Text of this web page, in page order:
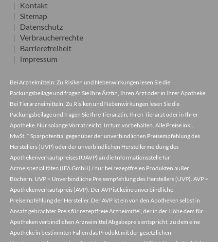
Kontakt
Sitemap
Datenschutz
Verbraucherrechte
Barrierefreiheit
Impressum
Bei Arzneimitteln: Zu Risiken und Nebenwirkungen lesen Sie die
Packungsbeilage und fragen Sie Ihre Ärztin, Ihren Arzt oder in Ihrer Apotheke.
Bei Tierarzneimitteln: Zu Risiken und Nebenwirkungen lesen Sie die
Packungsbeilage und fragen Sie Ihre Tierärztin, Ihren Tierarzt oder in Ihrer
Apotheke. Nur solange Vorrat reicht. Irrtum vorbehalten. Alle Preise inkl.
MwSt. * Sparpotential gegenüber der unverbindlichen Preisempfehlung des
Herstellers (UVP) oder der unverbindlichen Herstellermeldung des
Apothekenverkaufspreises (UAVP) an die Informationsstelle für
Arzneispezialitäten (IFA GmbH) / nur bei rezeptfreien Produkten außer
Büchern. UVP = Unverbindliche Preisempfehlung des Herstellers (UVP). AVP =
Apothekenverkaufspreis (AVP). Der AVP ist keine unverbindliche
Preisempfehlung der Hersteller. Der AVP ist ein von den Apotheken selbst in
Ansatz gebrachter Preis für rezeptfreie Arzneimittel, der in der Höhe dem für
Apotheken verbindlichen Arzneimittel Abgabepreis entspricht, zu dem eine
Apotheke in bestimmten Fällen das Produkt mit der gesetzlichen